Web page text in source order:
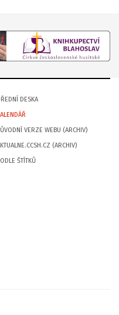
DESKA
VERZE WEBU (ARCHIV)
(ARCHIV)
ŠTÍTKŮ